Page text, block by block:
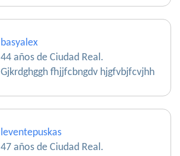
basyalex
44 años de Ciudad Real.
Gjkrdghggh fhjjfcbngdv hjgfvbjfcvjhh
leventepuskas
47 años de Ciudad Real.